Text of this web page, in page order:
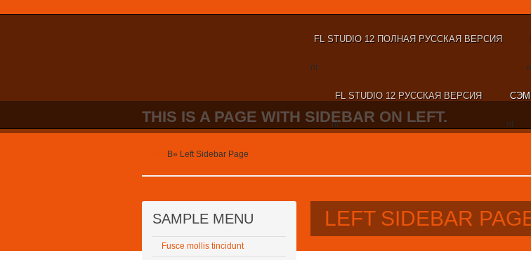
FL STUDIO 12 ПОЛНАЯ РУССКАЯ ВЕРСИЯ
nt
FL STUDIO 12 РУССКАЯ ВЕРСИЯ
nt nt
THIS IS A PAGE WITH SIDEBAR ON LEFT.
В» Left Sidebar Page
SAMPLE MENU
Fusce mollis tincidunt
LEFT SIDEBAR